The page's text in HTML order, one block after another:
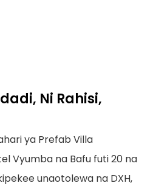
Ni Rahisi,
ya Prefab Villa
Vyumba na Bafu futi 20 na
unaotolewa na DXH,